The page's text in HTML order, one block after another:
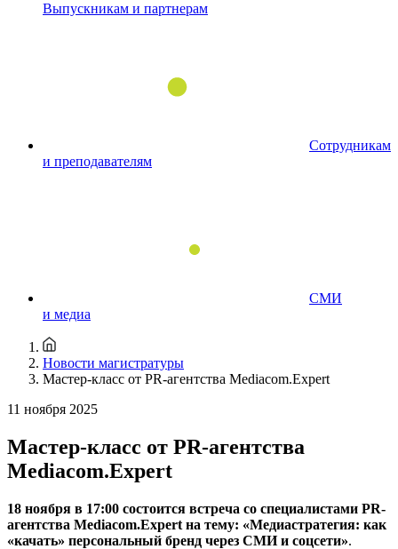
Выпускникам и партнерам
Сотрудникам
и преподавателям
СМИ
и медиа
Новости магистратуры
Мастер-класс от PR-агентства Mediacom.Expert
11 ноября 2025
Мастер-класс от PR-агентства
Mediacom.Expert
18 ноября в 17:00 состоится встреча со специалистами PR-
агентства Mediacom.Expert на тему: «Медиастратегия: как
«‎качать» персональный бренд через СМИ и соцсети».